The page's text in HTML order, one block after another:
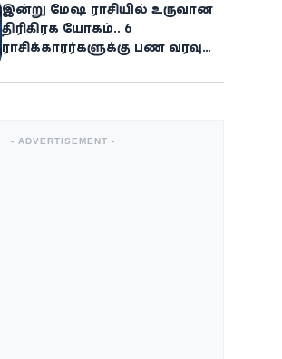
இன்று மேஷ ராசியில் உருவான
திரிகிரக யோகம்.. 6
ராசிக்காரர்களுக்கு பண வரவு
- ADVERTISEMENT -